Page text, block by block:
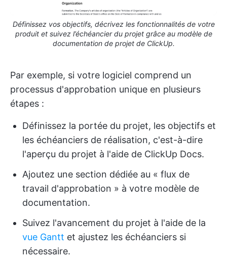
Définissez vos objectifs, décrivez les fonctionnalités de votre
produit et suivez l’échéancier du projet grâce au modèle de
documentation de projet de ClickUp.
Par exemple, si votre logiciel comprend un
processus d'approbation unique en plusieurs
étapes :
Définissez la portée du projet, les objectifs et
les échéanciers de réalisation, c'est-à-dire
l'aperçu du projet à l'aide de ClickUp Docs.
Ajoutez une section dédiée au « flux de
travail d'approbation » à votre modèle de
documentation.
Suivez l'avancement du projet à l'aide de la
vue Gantt et ajustez les échéanciers si
nécessaire.